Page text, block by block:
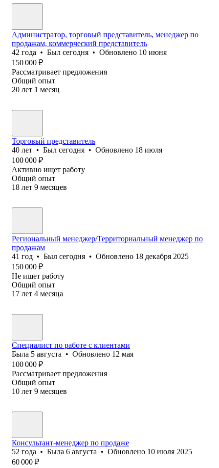
Администратор, торговый представитель, менеджер по
продажам, коммерческий представитель
42 года • Был сегодня • Обновлено 10 июня
150 000 ₽
Рассматривает предложения
Общий опыт
20 лет 1 месяц
Торговый представитель
40 лет • Был сегодня • Обновлено 18 июля
100 000 ₽
Активно ищет работу
Общий опыт
18 лет 9 месяцев
Региональный менеджер/Территориальный менеджер по
продажам
41 год • Был сегодня • Обновлено 18 декабря 2025
150 000 ₽
Не ищет работу
Общий опыт
17 лет 4 месяца
Специалист по работе с клиентами
Была 5 августа • Обновлено 12 мая
100 000 ₽
Рассматривает предложения
Общий опыт
10 лет 9 месяцев
Консультант-менеджер по продаже
52 года • Была 6 августа • Обновлено 10 июля 2025
60 000 ₽